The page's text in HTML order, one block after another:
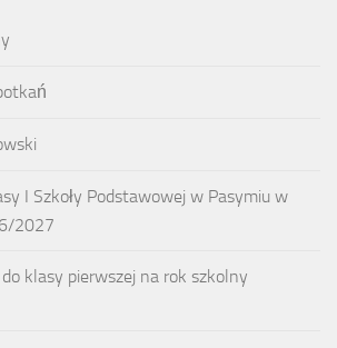
I Szkoły Podstawowej w Pasymiu w
2027
klasy pierwszej na rok szkolny